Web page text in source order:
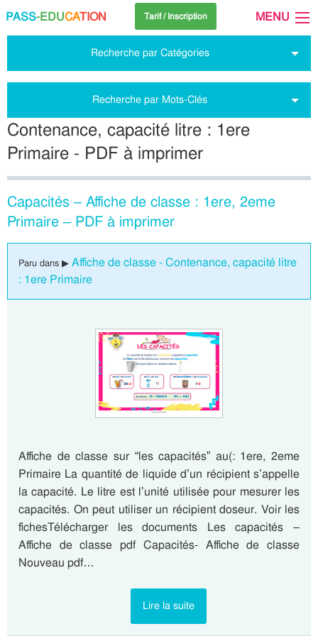
PASS-EDUCATION Tarif / Inscription MENU
Recherche par Catégories
Recherche par Mots-Clés
Contenance, capacité litre : 1ere
Primaire - PDF à imprimer
Capacités – Affiche de classe : 1ere, 2eme
Primaire – PDF à imprimer
Paru dans ▶ Affiche de classe - Contenance, capacité litre
: 1ere Primaire
Affiche de classe sur “les capacités” au(: 1ere, 2eme
Primaire La quantité de liquide d’un récipient s’appelle
la capacité. Le litre est l’unité utilisée pour mesurer les
capacités. On peut utiliser un récipient doseur. Voir les
fichesTélécharger les documents Les capacités –
Affiche de classe pdf Capacités- Affiche de classe
Nouveau pdf…
Lire la suite